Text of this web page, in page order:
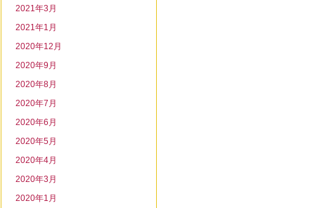
2021年3月
2021年1月
2020年12月
2020年9月
2020年8月
2020年7月
2020年6月
2020年5月
2020年4月
2020年3月
2020年1月